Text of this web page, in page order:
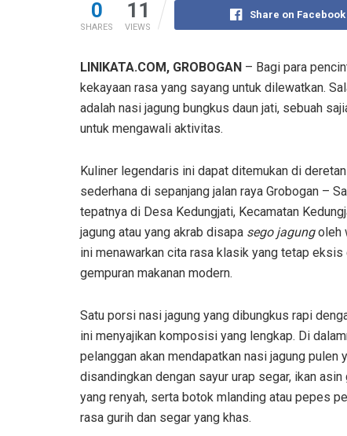
0
SHARES
11
VIEWS
Share on Facebook
LINIKATA.COM, GROBOGAN – Bagi para
kekayaan rasa yang sayang untuk dilewatkan.
adalah nasi jagung bungkus daun jati, sebuah
untuk mengawali aktivitas.
Kuliner legendaris ini dapat ditemukan di
sederhana di sepanjang jalan raya Grobogan –
tepatnya di Desa Kedungjati, Kecamatan
jagung atau yang akrab disapa sego jagungoleh
ini menawarkan cita rasa klasik yang tetap eksis
gempuran makanan modern.
Satu porsi nasi jagung yang dibungkus rapi
ini menyajikan komposisi yang lengkap. Di
pelanggan akan mendapatkan nasi jagung pulen
disandingkan dengan sayur urap segar, ikan asin
yang renyah, serta botok mlanding atau pepes
rasa gurih dan segar yang khas.